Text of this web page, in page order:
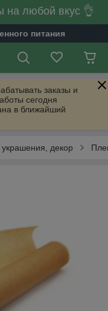
на любой вкус 👌
питания
заказы и
сегодня
в ближайший
украшения, декор